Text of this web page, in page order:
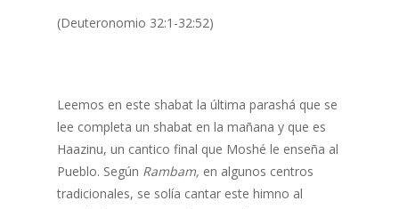
(Deuteronomio 32:1-32:52)
Leemos en este shabat la última parashá que se
lee completa un shabat en la mañana y que es
Haazinu, un cantico final que Moshé le enseña al
Pueblo. Según Rambam, en algunos centros
tradicionales, se solía cantar este himno al